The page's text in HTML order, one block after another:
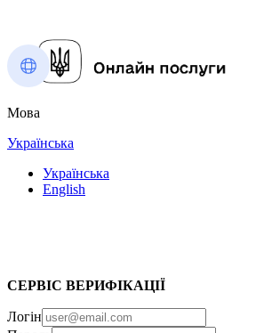
Мова
Українська
Українська
English
СЕРВІС ВЕРИФІКАЦІЇ
Логін